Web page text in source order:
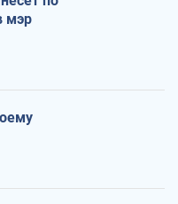
мэр